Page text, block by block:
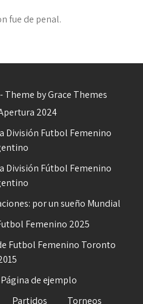
fue de penal.
by Grace Themes
2024
División Futbol Femenino
División Fútbol Femenino
por un sueño Mundial
Femenino 2025
Futbol Femenino Toronto
Página de ejemplo
Partidos Torneos